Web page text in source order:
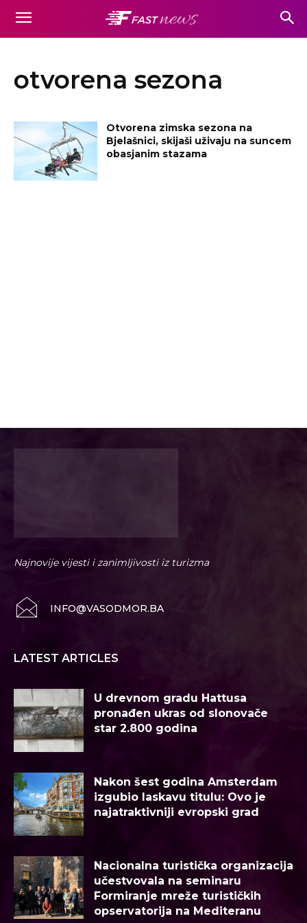
otvorena sezona
Otvorena zimska sezona na
Bjelašnici, skijaši uživaju na suncem
obasjanim stazama
Najnovije vijesti i zanimljivosti iz turizma
INFO@VASODMOR.BA
LATEST ARTICLES
U drevnom gradu Hattusa
pronađen ukras od slonovače
star 2.800 godina
Nakon šest godina Amsterdam
izgubio laskavu titulu: Ovo je
najatraktivniji evropski grad
Nacionalna turistička organizacija
učestvovala na seminaru
Formiranje mreže turističkih
opservatorija na Mediteranu